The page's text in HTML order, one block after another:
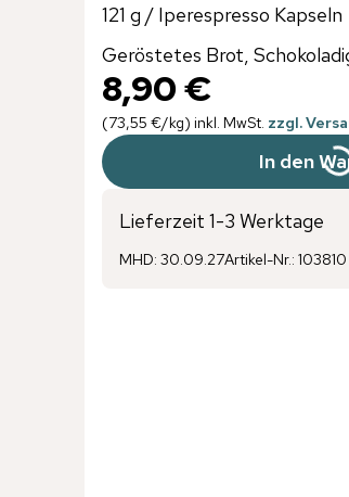
121 g / Iperespresso Kapseln
Geröstetes Brot,
8,90 €
(73,55 €/kg) inkl. MwSt. zzgl.
In den
Lieferzeit 1-3 Werktage
MHD: 30.09.27Artikel-Nr.: 103810